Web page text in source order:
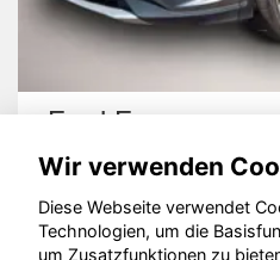
Ford Focus
© konjunkturmotor.de
Wir verwenden
Diese Webseite verwendet
Technologien, um die
um Zusatzfunktionen zu